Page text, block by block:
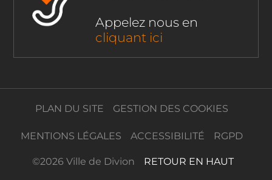
Appelez nous en
cliquant ici
PLAN DU SITE GESTION DES COOKIES
MENTIONS LÉGALES ACCESSIBILITÉ RGPD
©2026 Ville de Divion RETOUR EN HAUT